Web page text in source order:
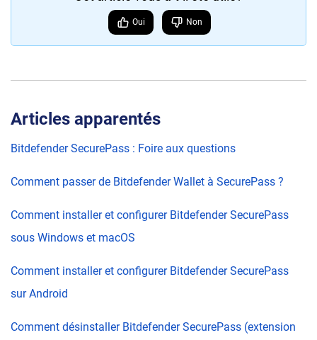
Oui Non
Articles apparentés
Bitdefender SecurePass : Foire aux questions
Comment passer de Bitdefender Wallet à SecurePass ?
Comment installer et configurer Bitdefender SecurePass
sous Windows et macOS
Comment installer et configurer Bitdefender SecurePass
sur Android
Comment désinstaller Bitdefender SecurePass (extension